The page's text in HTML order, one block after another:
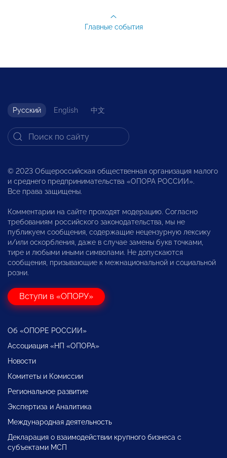
Главные события
Русский English 中文
© 2023 Общероссийская общественная организация малого
и среднего предпринимательства «ОПОРА РОССИИ».
Все права защищены.
Комментарии на сайте проходят модерацию. Согласно
требованиям российского законодательства, мы не
публикуем сообщения, содержащие нецензурную лексику
и/или оскорбления, даже в случае замены букв точками,
тире и любыми иными символами. Не допускаются
сообщения, призывающие к межнациональной и социальной
розни.
Вступи в «ОПОРУ»
Об «ОПОРЕ РОССИИ»
Ассоциация «НП «ОПОРА»
Новости
Комитеты и Комиссии
Региональное развитие
Экспертиза и Аналитика
Международная деятельность
Декларация о взаимодействии крупного бизнеса с
субъектами МСП